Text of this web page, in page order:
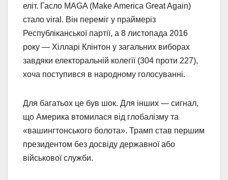
еліт. Гасло MAGA (Make America Great Again)
стало viral. Він переміг у праймеріз
Республіканської партії, а 8 листопада 2016
року — Хілларі Клінтон у загальних виборах
завдяки електоральній колегії (304 проти 227),
хоча поступився в народному голосуванні.
Для багатьох це був шок. Для інших — сигнал,
що Америка втомилася від глобалізму та
«вашингтонського болота». Трамп став першим
президентом без досвіду державної або
військової служби.